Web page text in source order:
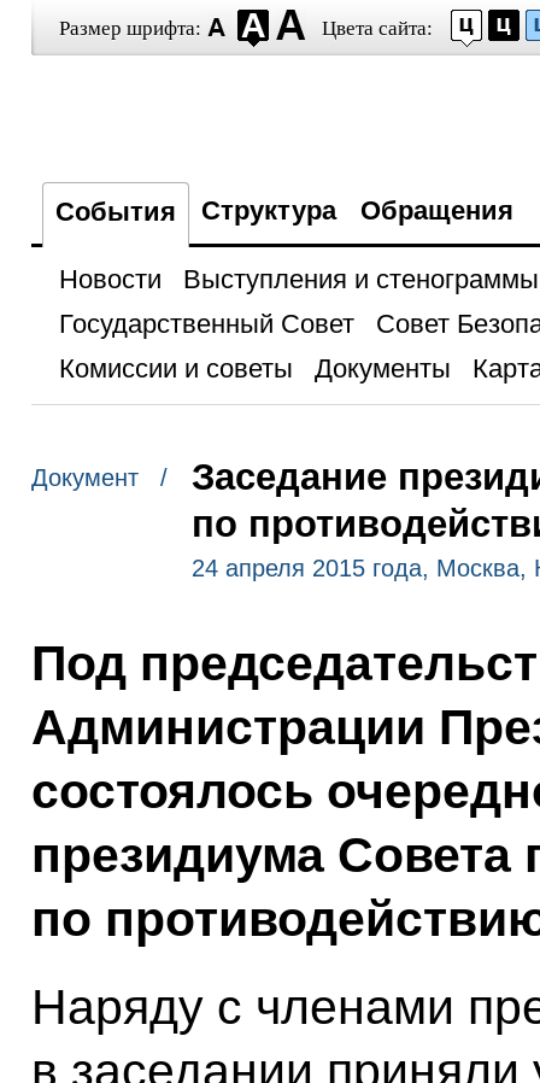
Размер шрифта: Цвета сайта:
События Структура Обращения
Новости
Выступления и стенограммы
Государственный Совет
Совет
Комиссии и советы
Документы
Документ /
Заседание
по
24 апреля 2015 года, Москва,
Под
Администрации
состоялось
президиума Совета
по
Наряду с членами
в заседании приняли